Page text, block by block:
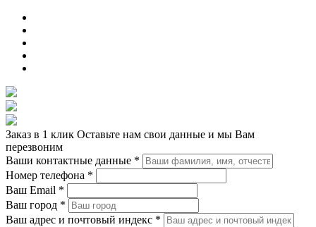
Заказ в 1 клик Оставьте нам свои данные и мы Вам
перезвоним
Ваши контактные данные *
Номер телефона *
Ваш Email *
Ваш город *
Ваш адрес и почтовый индекс *